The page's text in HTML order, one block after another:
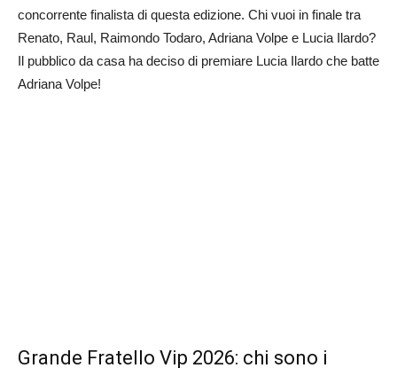
concorrente finalista di questa edizione. Chi vuoi in finale tra
Renato, Raul, Raimondo Todaro, Adriana Volpe e Lucia Ilardo?
Il pubblico da casa ha deciso di premiare Lucia Ilardo che batte
Adriana Volpe!
Grande Fratello Vip 2026: chi sono i